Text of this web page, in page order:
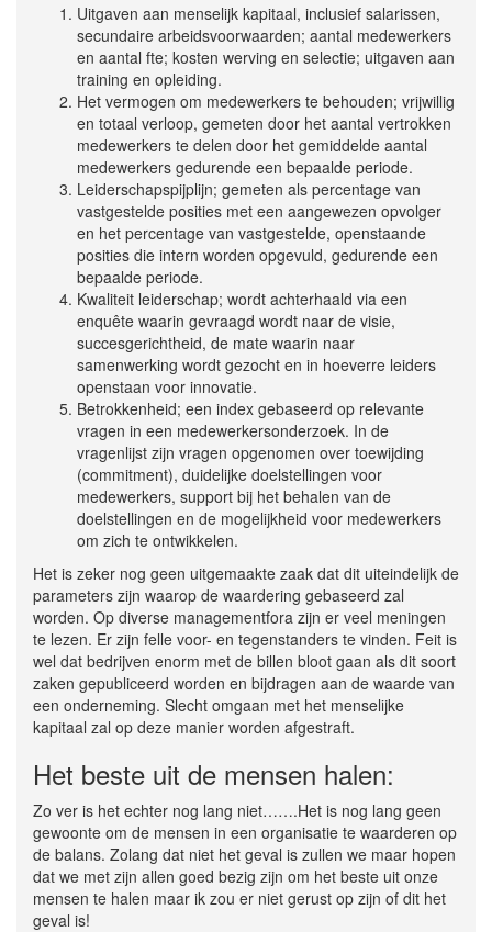
Uitgaven aan menselijk kapitaal, inclusief salarissen,
secundaire arbeidsvoorwaarden; aantal medewerkers
en aantal fte; kosten werving en selectie; uitgaven aan
training en opleiding.
Het vermogen om medewerkers te behouden; vrijwillig
en totaal verloop, gemeten door het aantal vertrokken
medewerkers te delen door het gemiddelde aantal
medewerkers gedurende een bepaalde periode.
Leiderschapspijplijn; gemeten als percentage van
vastgestelde posities met een aangewezen opvolger
en het percentage van vastgestelde, openstaande
posities die intern worden opgevuld, gedurende een
bepaalde periode.
Kwaliteit leiderschap; wordt achterhaald via een
enquête waarin gevraagd wordt naar de visie,
succesgerichtheid, de mate waarin naar
samenwerking wordt gezocht en in hoeverre leiders
openstaan voor innovatie.
Betrokkenheid; een index gebaseerd op relevante
vragen in een medewerkersonderzoek. In de
vragenlijst zijn vragen opgenomen over toewijding
(commitment), duidelijke doelstellingen voor
medewerkers, support bij het behalen van de
doelstellingen en de mogelijkheid voor medewerkers
om zich te ontwikkelen.
Het is zeker nog geen uitgemaakte zaak dat dit uiteindelijk de
parameters zijn waarop de waardering gebaseerd zal
worden. Op diverse managementfora zijn er veel meningen
te lezen. Er zijn felle voor- en tegenstanders te vinden. Feit is
wel dat bedrijven enorm met de billen bloot gaan als dit soort
zaken gepubliceerd worden en bijdragen aan de waarde van
een onderneming. Slecht omgaan met het menselijke
kapitaal zal op deze manier worden afgestraft.
Het beste uit de mensen halen:
Zo ver is het echter nog lang niet…….Het is nog lang geen
gewoonte om de mensen in een organisatie te waarderen op
de balans. Zolang dat niet het geval is zullen we maar hopen
dat we met zijn allen goed bezig zijn om het beste uit onze
mensen te halen maar ik zou er niet gerust op zijn of dit het
geval is!